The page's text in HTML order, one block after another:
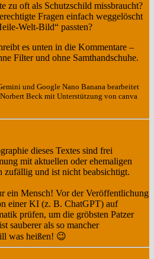
zu oft als Schutzschild missbraucht?
Fragen einfach weggelöscht
Welt-Bild“ passten?
es unten in die Kommentare –
Filter und ohne Samthandschuhe.
und Google Nano Banana bearbeitet
Beck mit Unterstützung von canva
dieses Textes sind frei
mit aktuellen oder ehemaligen
zufällig und ist nicht beabsichtigt.
ein Mensch! Vor der Veröffentlichung
einer KI (z. B. ChatGPT) auf
prüfen, um die gröbsten Patzer
sauberer als so mancher
was heißen! 😉